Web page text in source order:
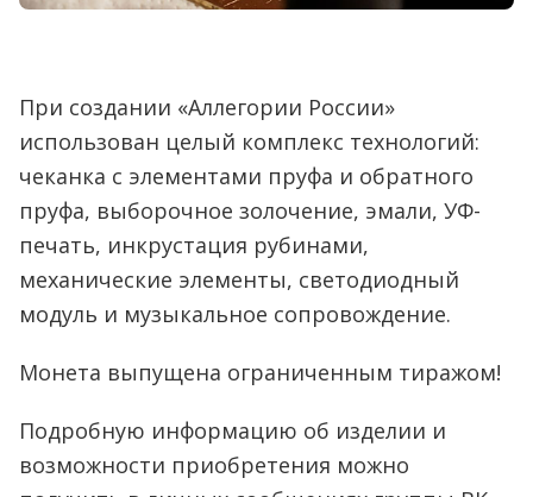
При создании «Аллегории России»
использован целый комплекс технологий:
чеканка с элементами пруфа и обратного
пруфа, выборочное золочение, эмали, УФ-
печать, инкрустация рубинами,
механические элементы, светодиодный
модуль и музыкальное сопровождение.
Монета выпущена ограниченным тиражом!
Подробную информацию об изделии и
возможности приобретения можно